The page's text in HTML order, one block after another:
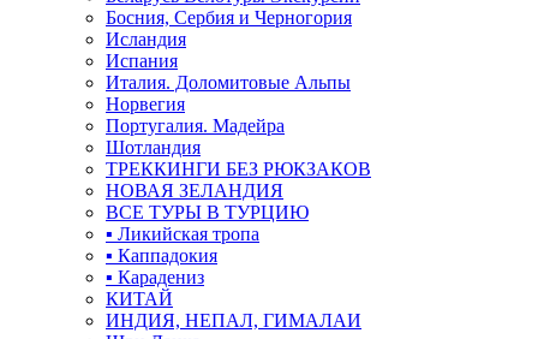
Босния, Сербия и Черногория
Исландия
Испания
Италия. Доломитовые Альпы
Норвегия
Португалия. Мадейра
Шотландия
ТРЕККИНГИ БЕЗ РЮКЗАКОВ
НОВАЯ ЗЕЛАНДИЯ
ВСЕ ТУРЫ В ТУРЦИЮ
▪ Ликийская тропа
▪ Каппадокия
▪ Карадениз
КИТАЙ
ИНДИЯ, НЕПАЛ, ГИМАЛАИ